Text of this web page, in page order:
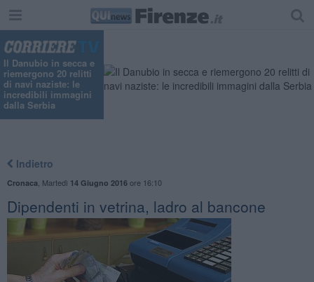
Il Danubio in secca e
riemergono 20 relitti
di navi naziste: le
incredibili immagini
dalla Serbia
Indietro
Cronaca Martedì 14 Giugno 2016ore 16:10
Dipendenti in vetrina, ladro al bancone